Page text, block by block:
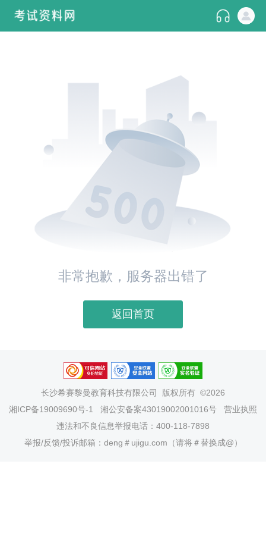
非常抱歉，服务器出错了
返回首页
长沙希赛黎曼教育科技有限公司
版权所有 ©2026
湘ICP备19009690号-1
湘公安备案43019002001016号
营业执照
违法和不良信息举报电话：400-118-7898
举报/反馈/投诉邮箱：deng＃ujigu.com（请将＃替换成@）